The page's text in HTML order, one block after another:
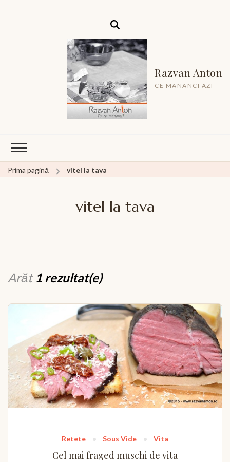
Razvan Anton
CE MANANCI AZI
Prima pagină vitel la tava
vitel la tava
Arăt 1 rezultat(e)
Retete Sous Vide Vita
Cel mai fraged muschi de vita